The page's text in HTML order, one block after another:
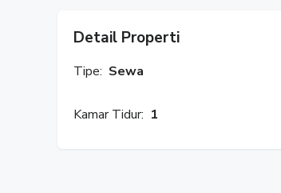
✓ Harga : Rp. 43 JT / Tahun
HUBUNGI : WARTI
✓ WhatsApp : 08777 553 0989
✓ Instagram : @rumahproperti1
Detail Properti
Tipe: Sewa
Kamar Tidur: 1